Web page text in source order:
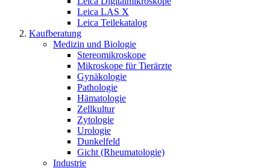
Leica LAS X
Leica Teilekatalog
Kaufberatung
Medizin und Biologie
Stereomikroskope
Mikroskope für Tierärzte
Gynäkologie
Pathologie
Hämatologie
Zellkultur
Zytologie
Urologie
Dunkelfeld
Gicht (Rheumatologie)
Industrie